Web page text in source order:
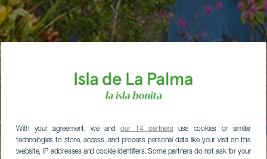
With your agreement, we andour 14 partnersuse cookies or similar
technologies to store, access, and process personal data like your visit on this
website, IP addresses and cookie identifiers. Some partners do not ask for your